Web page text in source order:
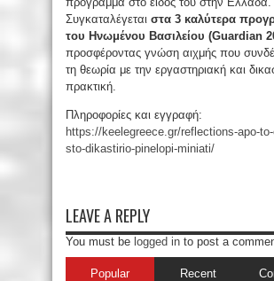
Συγκαταλέγεται στα 3 καλύτερα
του Ηνωμένου Βασιλείου (Guardian
προσφέροντας γνώση αιχμής που
τη θεωρία με την εργαστηριακή και
πρακτική.
Πληροφορίες και εγγραφή:
https://keelegreece.gr/reflections-apo-
sto-dikastirio-pinelopi-miniati/
LEAVE A REPLY
You must be logged in to post a
Popular Recent